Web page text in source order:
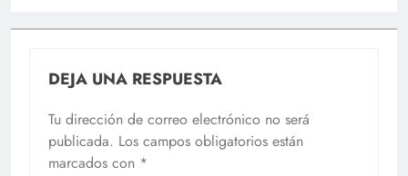
DEJA UNA RESPUESTA
Tu dirección de correo electrónico no será
publicada. Los campos obligatorios están
marcados con *